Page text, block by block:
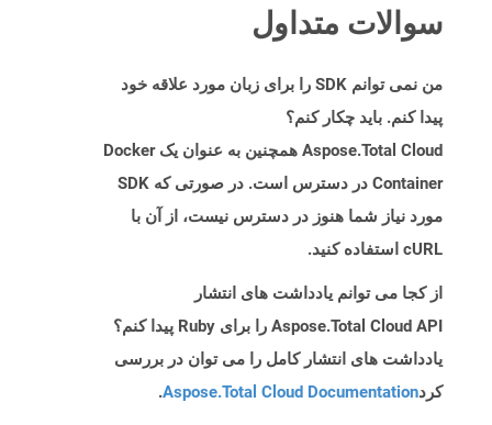
سوالات متداول
من نمی توانم SDK را برای زبان مورد علاقه خود
پیدا کنم. باید چکار کنم؟
Aspose.Total Cloud همچنین به عنوان یک Docker
Container در دسترس است. در صورتی که SDK
مورد نیاز شما هنوز در دسترس نیست، از آن با
cURL استفاده کنید.
از کجا می توانم یادداشت های انتشار
Aspose.Total Cloud API را برای Ruby پیدا کنم؟
یادداشت های انتشار کامل را می توان در بررسی
کردAspose.Total Cloud Documentation
.